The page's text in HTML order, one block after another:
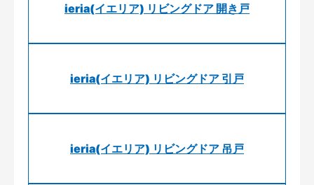
ieria(イエリア) リビングドア 開き戸
ieria(イエリア) リビングドア 引戸
ieria(イエリア) リビングドア 吊戸